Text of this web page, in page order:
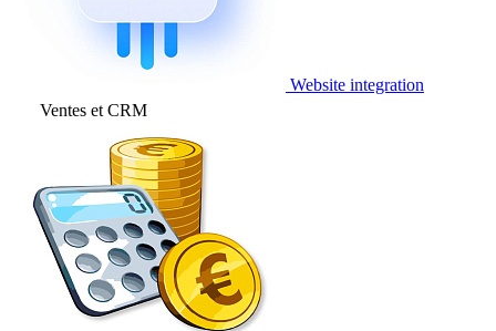
Website integration
Ventes et CRM